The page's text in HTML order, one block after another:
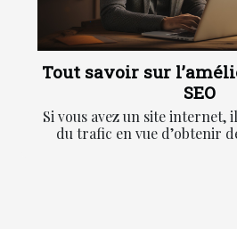
Tout savoir sur
SEO
Si vous avez un site internet,
du trafic en vue d’obtenir